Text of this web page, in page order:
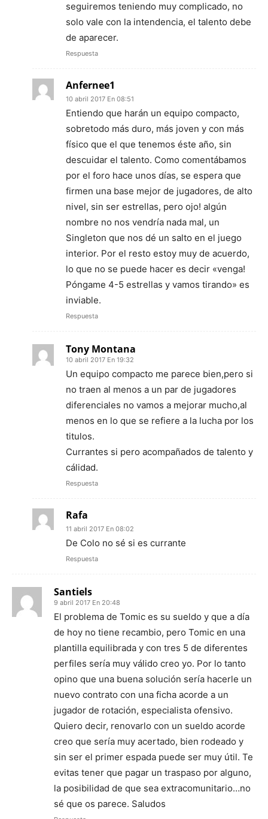
seguiremos teniendo muy complicado, no
solo vale con la intendencia, el talento debe
de aparecer.
Respuesta
Anfernee1
10 abril 2017 En 08:51
Entiendo que harán un equipo compacto,
sobretodo más duro, más joven y con más
físico que el que tenemos éste año, sin
descuidar el talento. Como comentábamos
por el foro hace unos días, se espera que
firmen una base mejor de jugadores, de alto
nivel, sin ser estrellas, pero ojo! algún
nombre no nos vendría nada mal, un
Singleton que nos dé un salto en el juego
interior. Por el resto estoy muy de acuerdo,
lo que no se puede hacer es decir «venga!
Póngame 4-5 estrellas y vamos tirando» es
inviable.
Respuesta
Tony Montana
10 abril 2017 En 19:32
Un equipo compacto me parece bien,pero si
no traen al menos a un par de jugadores
diferenciales no vamos a mejorar mucho,al
menos en lo que se refiere a la lucha por los
titulos.
Currantes si pero acompañados de talento y
cálidad.
Respuesta
Rafa
11 abril 2017 En 08:02
De Colo no sé si es currante
Respuesta
Santiels
9 abril 2017 En 20:48
El problema de Tomic es su sueldo y que a día
de hoy no tiene recambio, pero Tomic en una
plantilla equilibrada y con tres 5 de diferentes
perfiles sería muy válido creo yo. Por lo tanto
opino que una buena solución sería hacerle un
nuevo contrato con una ficha acorde a un
jugador de rotación, especialista ofensivo.
Quiero decir, renovarlo con un sueldo acorde
creo que sería muy acertado, bien rodeado y
sin ser el primer espada puede ser muy útil. Te
evitas tener que pagar un traspaso por alguno,
la posibilidad de que sea extracomunitario…no
sé que os parece. Saludos